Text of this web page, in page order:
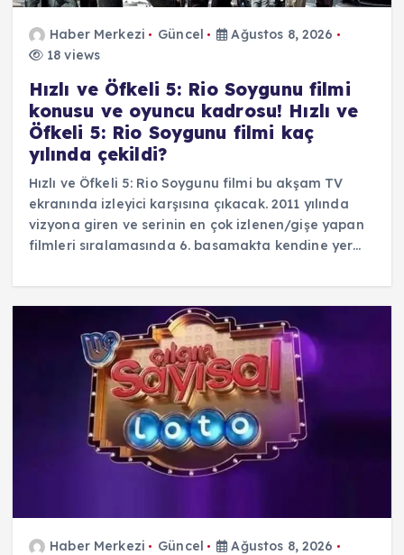
Haber Merkezi Güncel
Ağustos 8, 2026
18 views
Hızlı ve Öfkeli 5: Rio Soygunu filmi
konusu ve oyuncu kadrosu! Hızlı ve
Öfkeli 5: Rio Soygunu filmi kaç
yılında çekildi?
Hızlı ve Öfkeli 5: Rio Soygunu filmi bu akşam TV
ekranında izleyici karşısına çıkacak. 2011 yılında
vizyona giren ve serinin en çok izlenen/gişe yapan
filmleri sıralamasında 6. basamakta kendine yer…
Haber Merkezi Güncel
Ağustos 8, 2026